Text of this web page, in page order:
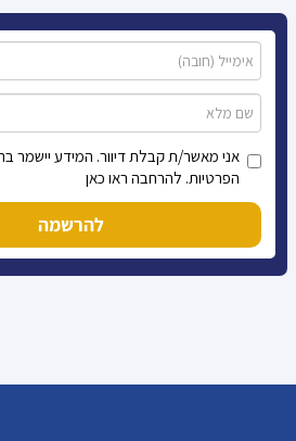
אני מאשר/ת קבלת דיוור. המידע יישמר
הפרטיות. להרחבה ראו כאן
להרשמה